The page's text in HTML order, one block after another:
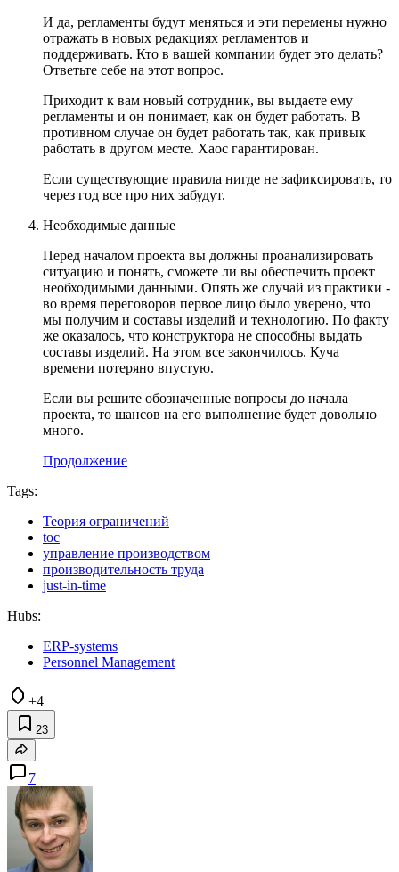
И да, регламенты будут меняться и эти перемены нужно
отражать в новых редакциях регламентов и
поддерживать. Кто в вашей компании будет это делать?
Ответьте себе на этот вопрос.
Приходит к вам новый сотрудник, вы выдаете ему
регламенты и он понимает, как он будет работать. В
противном случае он будет работать так, как привык
работать в другом месте. Хаос гарантирован.
Если существующие правила нигде не зафиксировать, то
через год все про них забудут.
Необходимые данные
Перед началом проекта вы должны проанализировать
ситуацию и понять, сможете ли вы обеспечить проект
необходимыми данными. Опять же случай из практики -
во время переговоров первое лицо было уверено, что
мы получим и составы изделий и технологию. По факту
же оказалось, что конструктора не способны выдать
составы изделий. На этом все закончилось. Куча
времени потеряно впустую.
Если вы решите обозначенные вопросы до начала
проекта, то шансов на его выполнение будет довольно
много.
Продолжение
Tags:
Теория ограничений
toc
управление производством
производительность труда
just-in-time
Hubs:
ERP-systems
Personnel Management
+4
23
7